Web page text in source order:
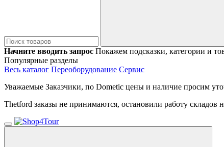
Начните вводить запрос Покажем подсказки, категории и
Популярные разделы
Весь каталог Переоборудование Сервис
Уважаемые Заказчики, по Dometic цены и наличие просим
Thetford заказы не принимаются, остановили работу складов